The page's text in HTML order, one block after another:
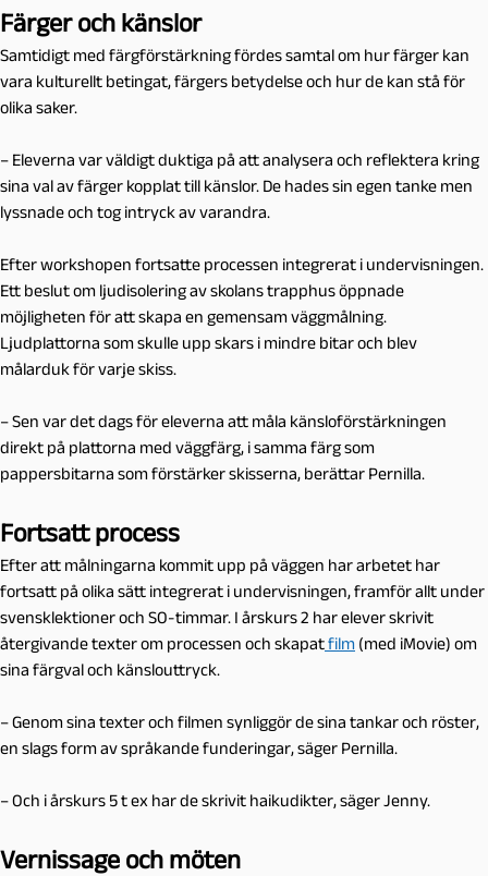
Färger och känslor
Samtidigt med färgförstärkning fördes samtal om hur färger kan
vara kulturellt betingat, färgers betydelse och hur de kan stå för
olika saker.
– Eleverna var väldigt duktiga på att analysera och reflektera kring
sina val av färger kopplat till känslor. De hades sin egen tanke men
lyssnade och tog intryck av varandra.
Efter workshopen fortsatte processen integrerat i undervisningen.
Ett beslut om ljudisolering av skolans trapphus öppnade
möjligheten för att skapa en gemensam väggmålning.
Ljudplattorna som skulle upp skars i mindre bitar och blev
målarduk för varje skiss.
– Sen var det dags för eleverna att måla känsloförstärkningen
direkt på plattorna med väggfärg, i samma färg som
pappersbitarna som förstärker skisserna, berättar Pernilla.
Fortsatt process
Efter att målningarna kommit upp på väggen har arbetet har
fortsatt på olika sätt integrerat i undervisningen, framför allt under
svensklektioner och SO-timmar. I årskurs 2 har elever skrivit
återgivande texter om processen och skapatfilm (med iMovie) om
sina färgval och känslouttryck.
– Genom sina texter och filmen synliggör de sina tankar och röster,
en slags form av språkande funderingar, säger Pernilla.
– Och i årskurs 5 t ex har de skrivit haikudikter, säger Jenny.
Vernissage och möten